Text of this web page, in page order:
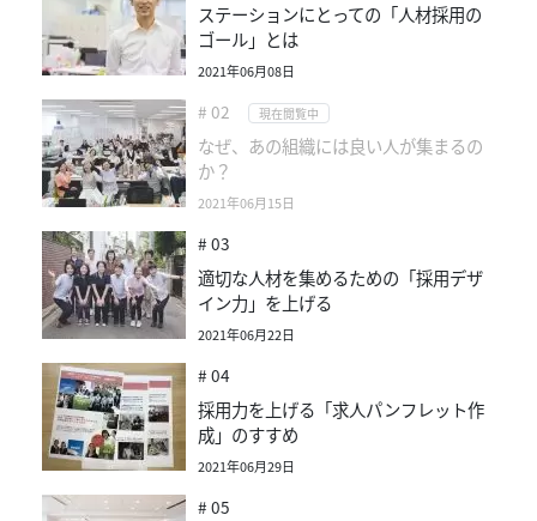
ステーションにとっての「人材採用の
ゴール」とは
2021年06月08日
# 02 現在閲覧中
なぜ、あの組織には良い人が集まるの
か？
2021年06月15日
# 03
適切な人材を集めるための「採用デザ
イン力」を上げる
2021年06月22日
# 04
採用力を上げる「求人パンフレット作
成」のすすめ
2021年06月29日
# 05